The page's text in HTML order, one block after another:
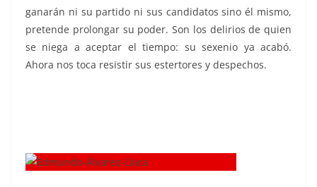
ganarán ni su partido ni sus candidatos sino él mismo,
pretende prolongar su poder. Son los delirios de quien
se niega a aceptar el tiempo: su sexenio ya acabó.
Ahora nos toca resistir sus estertores y despechos.